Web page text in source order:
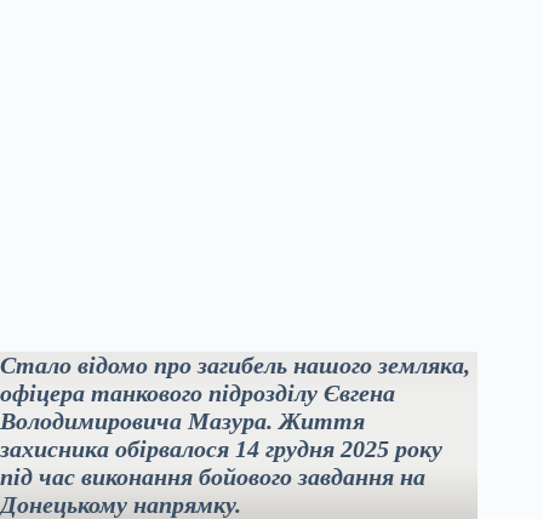
Стало відомо про загибель нашого земляка,
офіцера танкового підрозділу Євгена
Володимировича Мазура. Життя
захисника обірвалося 14 грудня 2025 року
під час виконання бойового завдання на
Донецькому напрямку.